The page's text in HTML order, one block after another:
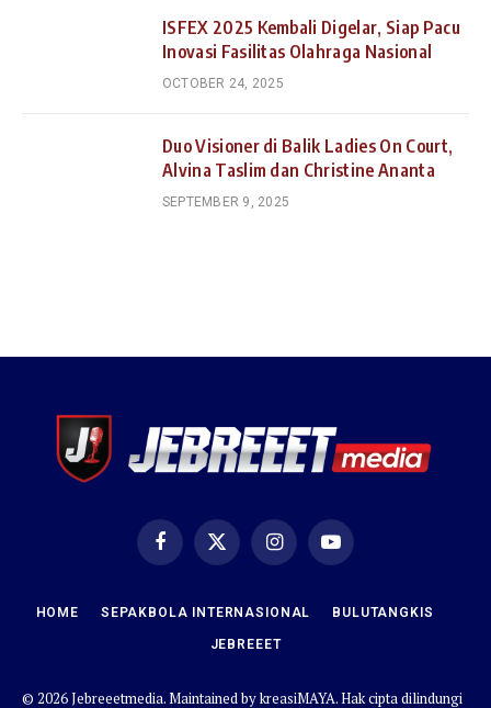
ISFEX 2025 Kembali Digelar, Siap Pacu
Inovasi Fasilitas Olahraga Nasional
OCTOBER 24, 2025
Duo Visioner di Balik Ladies On Court,
Alvina Taslim dan Christine Ananta
SEPTEMBER 9, 2025
FacebookX
(Twitter)
InstagramYouTube
HOME SEPAKBOLA INTERNASIONAL BULUTANGKIS
JEBREEET
© 2026 Jebreeetmedia. Maintained bykreasiMAYA. Hak cipta dilindungi